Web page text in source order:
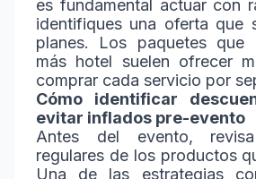
es fundamental actuar con
identifiques una oferta que
planes. Los paquetes que
más hotel suelen ofrecer
comprar cada servicio por
Cómo identificar
evitar inflados pre-evento
Antes del evento,
regulares de los productos
Una de las estrategias